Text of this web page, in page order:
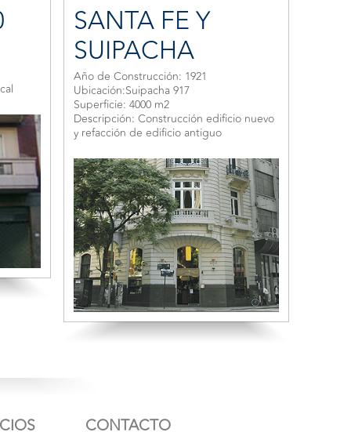
SANTA FE Y
SUIPACHA
Año de Construcción: 1921
Ubicación:Suipacha 917
Superficie: 4000 m2
Descripción: Construcción edificio nuevo
y refacción de edificio antiguo
CONTACTO